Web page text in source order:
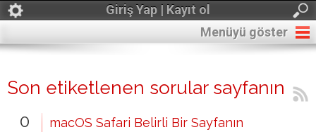
Giriş Yap | Kayıt ol
Menüyü göster
Son etiketlenen sorular sayfanın
0
macOS Safari Belirli Bir Sayfanın